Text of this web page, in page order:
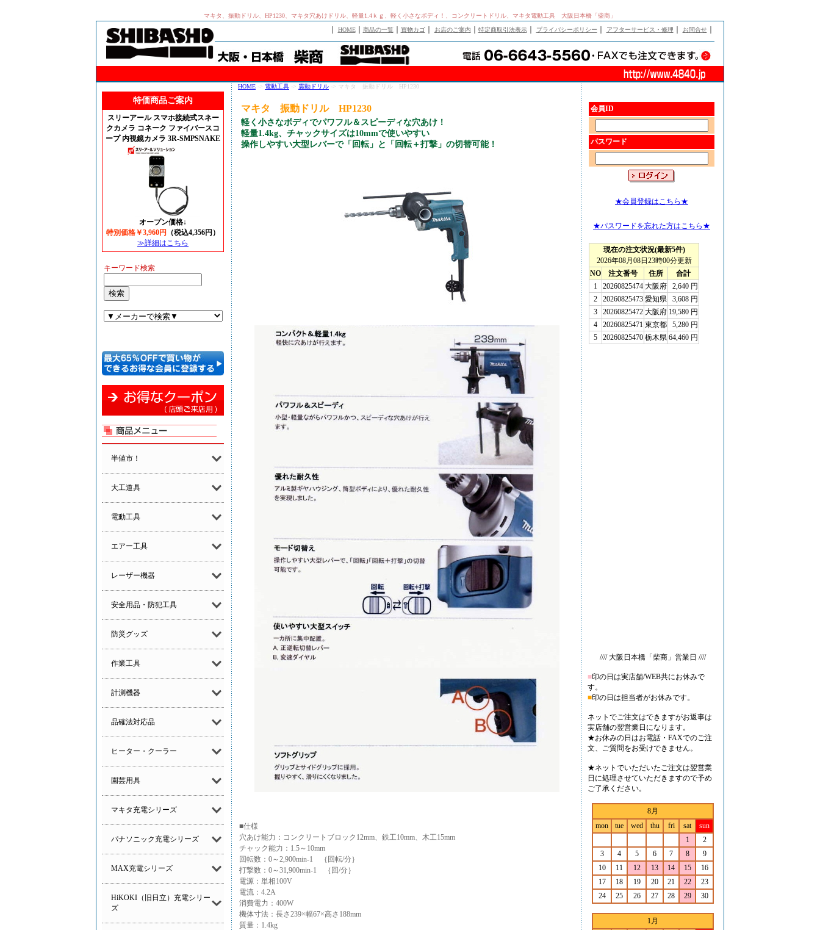
マキタ、振動ドリル、HP1230、マキタ穴あけドリル、軽量1.4ｋｇ、軽く小さなボディ！、コンクリートドリル、マキタ電動工具 大阪日本橋「柴商」
HOME｜ 商品の一覧 買物カゴ｜ お店のご案内 特定商取引法表示｜ プライバシーポリシー アフターサービス・修理 お問合せ｜
特価商品ご案内
スリーアール スマホ接続式スネー
クカメラ コネーク ファイバースコ
ープ 内視鏡カメラ 3R-SMPSNAKE
オープン価格↓
特別価格￥3,960円
（税込4,356円）
≫詳細はこちら
キーワード検索
半値市！
大工道具
電動工具
エアー工具
レーザー機器
安全用品・防犯工具
防災グッズ
作業工具
計測機器
品確法対応品
ヒーター・クーラー
園芸用具
マキタ充電シリーズ
パナソニック充電シリーズ
MAX充電シリーズ
HiKOKI（旧日立）充電シリー
ズ
HOME -> 電動工具 -> 震動ドリル -> マキタ 振動ドリル HP1230
マキタ 振動ドリル HP1230
軽く小さなボディでパワフル＆スピーディな穴あけ！
軽量1.4kg、チャックサイズは10mmで使いやすい
操作しやすい大型レバーで「回転」と「回転＋打撃」の切替可能！
■仕様
穴あけ能力：コンクリートブロック12mm、鉄工10mm、木工15mm
チャック能力：1.5～10mm
回転数：0～2,900min-1 ｛回転/分｝
打撃数：0～31,900min-1 ｛回/分｝
電源：単相100V
電流：4.2A
消費電力：400W
機体寸法：長さ239×幅67×高さ188mm
質量：1.4kg
会員ID
パスワード
★会員登録はこちら★
★パスワードを忘れた方はこちら★
//// 大阪日本橋「柴商」営業日 ////
■印の日は実店舗/WEB共にお休みで
す。
■印の日は担当者がお休みです。
ネットでご注文はできますがお返事は
実店舗の翌営業日になります。
★お休みの日はお電話・FAXでのご注
文、ご質問をお受けできません。
★ネットでいただいたご注文は翌営業
日に処理させていただきますので予め
ご了承ください。
8月
mon
tue wed thu fri sat
sun
1
2
3
4 5 6 7 8
9
10
11 12 13 14 15
16
17
18 19 20 21 22
23
24
25 26 27 28 29 30
1月